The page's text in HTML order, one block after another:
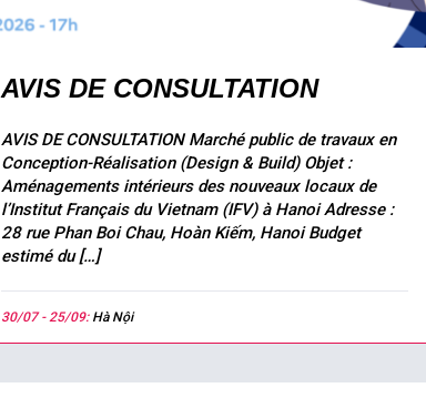
AVIS DE CONSULTATION
AVIS DE CONSULTATION Marché public de travaux en
Conception-Réalisation (Design & Build) Objet :
Aménagements intérieurs des nouveaux locaux de
l’Institut Français du Vietnam (IFV) à Hanoi Adresse :
28 rue Phan Boi Chau, Hoàn Kiếm, Hanoi Budget
estimé du […]
30/07 - 25/09: Hà Nội